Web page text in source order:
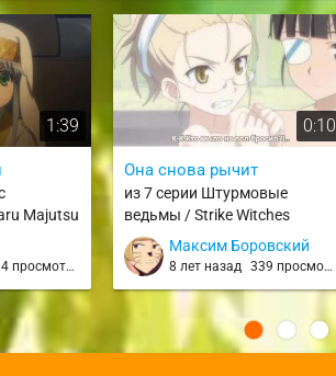
1:39
Majutsu
просмотров
0:10
Она снова рычит
из 7 серии Штурмовые
ведьмы / Strike Witches
(2008)Максим Боровский
8 лет назад 339 просмотров